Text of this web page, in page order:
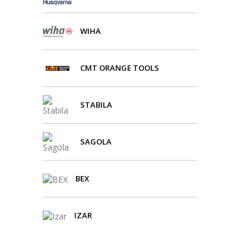
WIHA
CMT ORANGE TOOLS
STABILA
SAGOLA
BEX
IZAR